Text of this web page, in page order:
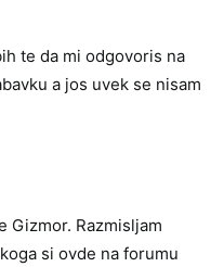
te da mi odgovoris na
a jos uvek se nisam
Gizmor. Razmisljam
si ovde na forumu